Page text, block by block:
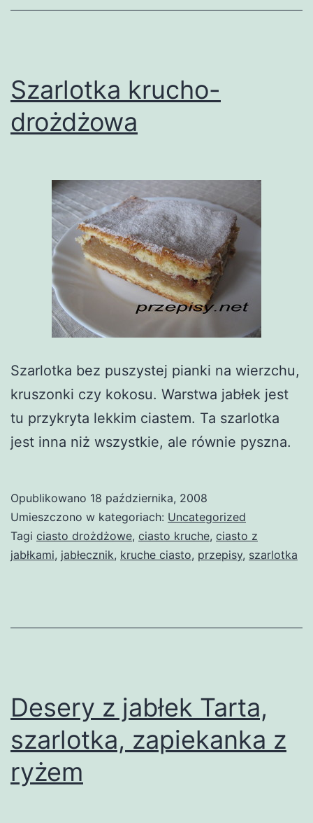
Szarlotka krucho-
drożdżowa
Szarlotka bez puszystej pianki na wierzchu,
kruszonki czy kokosu. Warstwa jabłek jest
tu przykryta lekkim ciastem. Ta szarlotka
jest inna niż wszystkie, ale równie pyszna.
Opublikowano 18 października, 2008
Umieszczono w kategoriach: Uncategorized
Tagi ciasto drożdżowe, ciasto kruche, ciasto z
jabłkami, jabłecznik, kruche ciasto, przepisy, szarlotka
Desery z jabłek Tarta,
szarlotka, zapiekanka z
ryżem